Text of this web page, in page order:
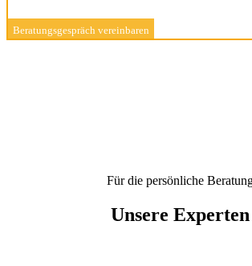
Beratungsgespräch vereinbaren
Für die persönliche
Unsere Experten